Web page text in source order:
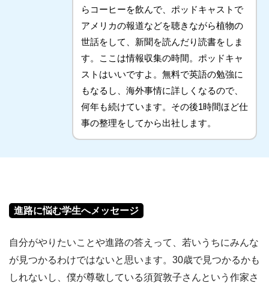
らコーヒーを飲んで、ポッドキャストで
アメリカの報道などを聴きながら植物の
世話をして、新聞を読んだり読書をしま
す。ここは情報収集の時間。ポッドキャ
ストはいいですよ。無料で英語の勉強に
もなるし、海外事情に詳しくなるので、
何年も続けています。その後1時間ほど仕
事の整理をしてから出社します。
進路に悩む学生へメッセージ
自分がやりたいことや進路の答えって、若いうちにみんな
が見つかるわけではないと思います。30歳で見つかるかも
しれないし、僕が尊敬している須賀敦子さんという作家さ